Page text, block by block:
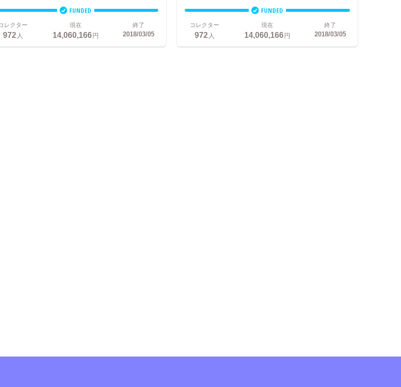
FUNDED
レクター
972人
現在
14,060,166円
終了
2018/03/05
FUNDED
コレクター
972人
現在
14,060,166円
終了
2018/03/05